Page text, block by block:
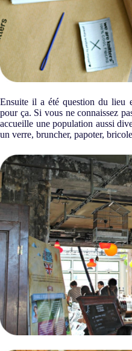
Ensuite il a été question du lieu
pour ça. Si vous ne connaissez
accueille une population aussi
un verre, bruncher, papoter,